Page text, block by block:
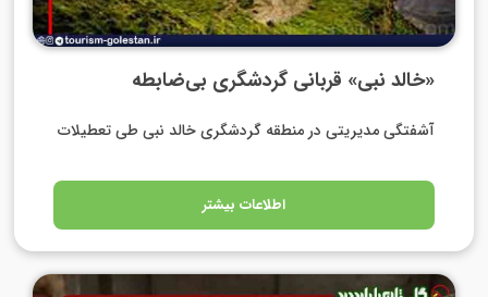
«خالد نبی» قربانی گردشگری بی‌ضابطه
آشفتگی مدیریتی در منطقه گردشگری خالد نبی طی تعطیلات
اطلاعات بیشتر